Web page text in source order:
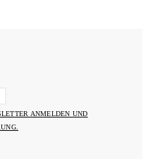
ANMELDEN UND